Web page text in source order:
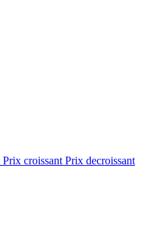
Prix croissant Prix decroissant